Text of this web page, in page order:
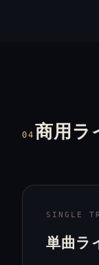
04 商用ラ
SINGLE
単曲ラ